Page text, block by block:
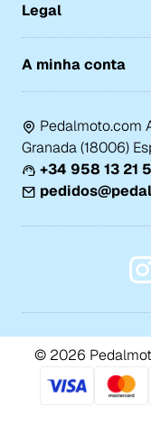
Legal
A minha conta
Pedalmoto.com
Granada (18006)
+34 958 13 21
© 2026